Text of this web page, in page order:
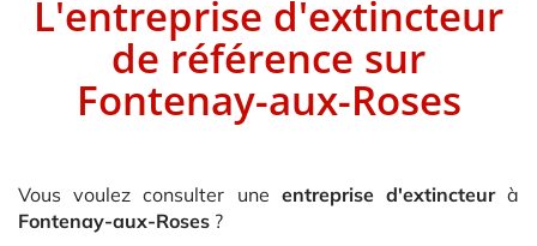
L'entreprise d'extincteur
de référence sur
Fontenay-aux-Roses
Vous voulez consulter une entreprise d'extincteurà
Fontenay-aux-Roses ?